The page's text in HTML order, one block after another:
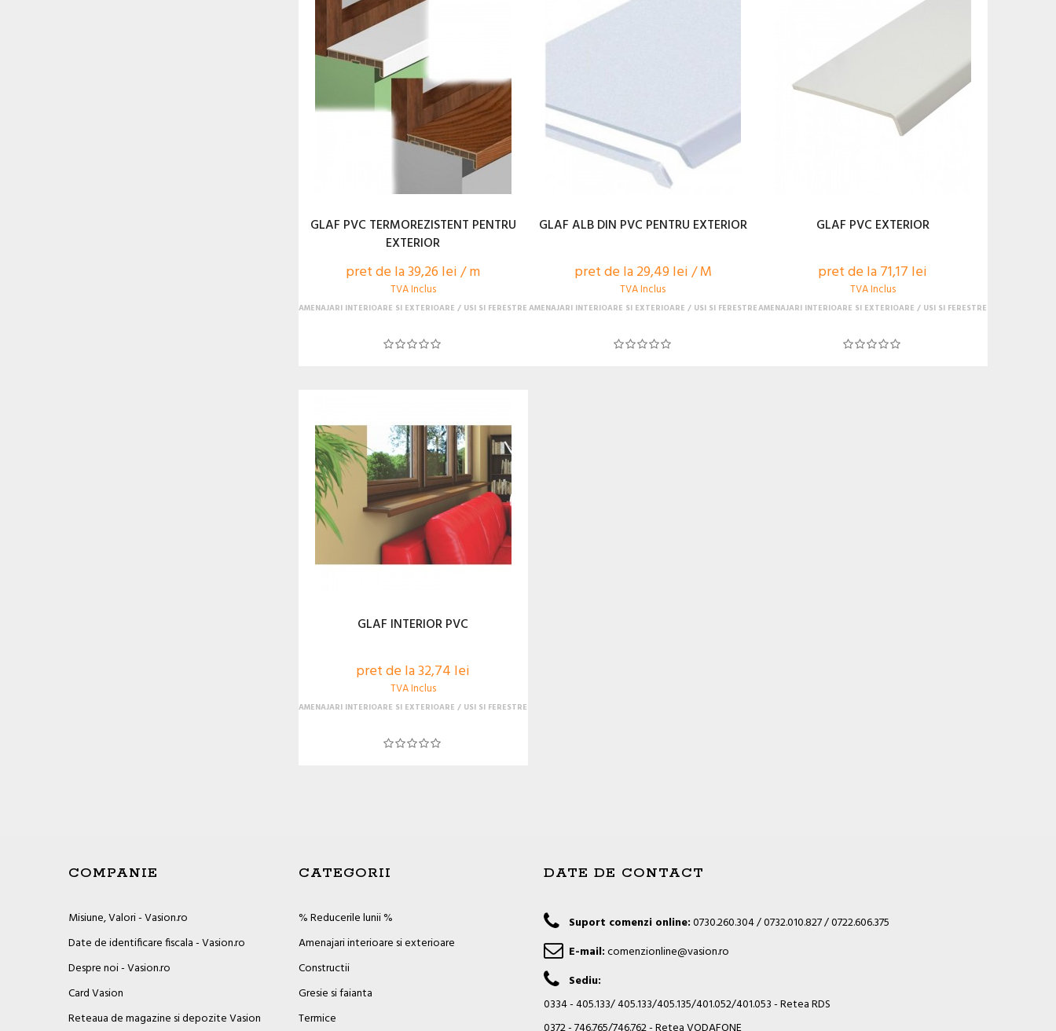
GLAF PVC TERMOREZISTENT PENTRU
EXTERIOR
pret de la 39,26 lei / m
TVA Inclus
AMENAJARI INTERIOARE SI EXTERIOARE USI SI FERESTRE
GLAF ALB DIN PVC PENTRU EXTERIOR
pret de la 29,49 lei / M
TVA Inclus
AMENAJARI INTERIOARE SI EXTERIOARE USI SI FERESTRE
GLAF PVC EXTERIOR
pret de la 71,17 lei
TVA Inclus
AMENAJARI INTERIOARE SI EXTERIOARE USI SI FERESTRE
GLAF INTERIOR PVC
pret de la 32,74 lei
TVA Inclus
AMENAJARI INTERIOARE SI EXTERIOARE USI SI FERESTRE
COMPANIE
Misiune, Valori - Vasion.ro
Date de identificare fiscala - Vasion.ro
Despre noi - Vasion.ro
Card Vasion
Reteaua de magazine si depozite Vasion
CATEGORII
% Reducerile lunii %
Amenajari interioare si exterioare
Constructii
Gresie si faianta
Termice
DATE DE CONTACT
Suport comenzi online:0730.260.304 / 0732.010.827 / 0722.606.375
E-mail:comenzionline@vasion.ro
Sediu:
0334 - 405.133/ 405.133/405.135/401.052/401.053 - Retea RDS